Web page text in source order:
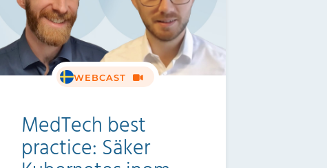
WEBCAST
MedTech best
practice: Säker